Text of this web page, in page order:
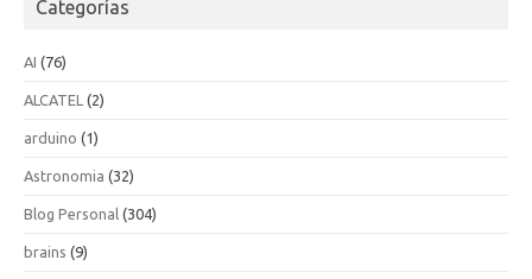
Categorías
AI (76)
ALCATEL (2)
arduino (1)
Astronomia (32)
Blog Personal (304)
brains (9)